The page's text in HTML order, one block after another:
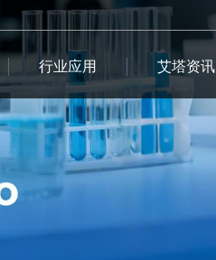
行业应用 艾塔资讯